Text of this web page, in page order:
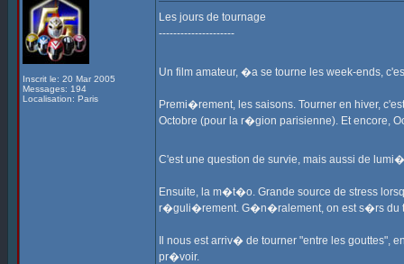
Inscrit le: 20 Mar 2005
Messages: 194
Localisation: Paris
Les jours de tournage
---------------------
Un film amateur, �a se tourne les week-ends,
Premi�rement, les saisons. Tourner en hiver,
Octobre (pour la r�gion parisienne). Et encore,
C'est une question de survie, mais aussi de
Ensuite, la m�t�o. Grande source de stress
r�guli�rement. G�n�ralement, on est s�rs du
Il nous est arriv� de tourner "entre les gouttes",
pr�voir.